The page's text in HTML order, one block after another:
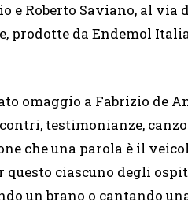
e Roberto Saviano, al via
prodotte da Endemol
omaggio a Fabrizio de
testimonianze,
che una parola è il
questo ciascuno degli
un brano o cantando